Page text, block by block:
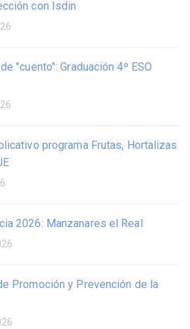
con Isdin
"cuento": Graduación 4º ESO
programa Frutas, Hortalizas
2026: Manzanares el Real
Promoción y Prevención de la